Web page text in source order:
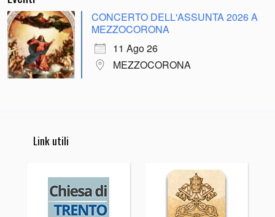
CONCERTO DELL'ASSUNTA 2026 A
MEZZOCORONA
11 Ago 26
MEZZOCORONA
Link utili